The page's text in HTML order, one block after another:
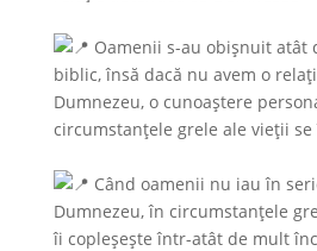
Oamenii s-au obișnuit atât
biblic, însă dacă nu avem o
Dumnezeu, o cunoaștere
circumstanțele grele ale vieții
Când oamenii nu iau în
Dumnezeu, în circumstanțele
îi copleșește într-atât de mult